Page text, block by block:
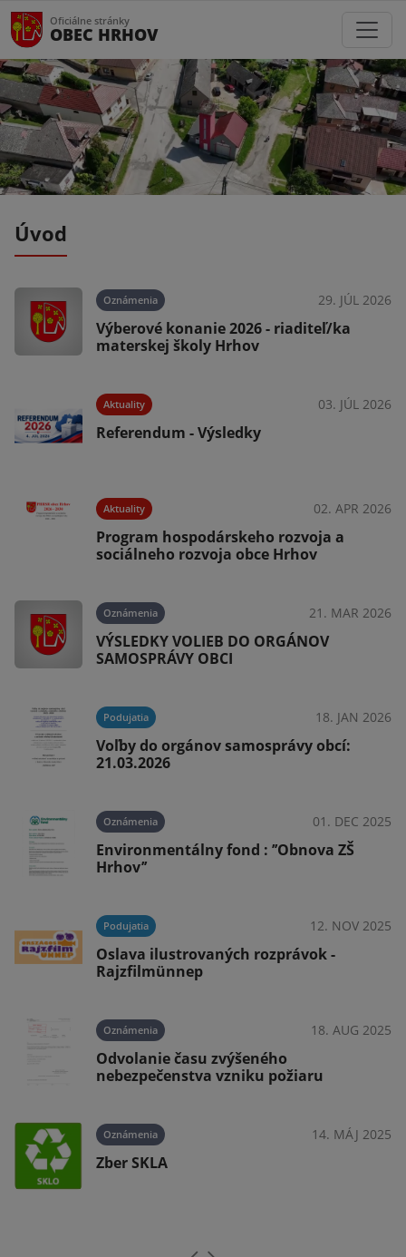
Oficiálne stránky
OBEC HRHOV
Úvod
Oznámenia 29. JÚL 2026
Výberové konanie 2026 - riaditeľ/ka
materskej školy Hrhov
Aktuality 03. JÚL 2026
Referendum - Výsledky
Aktuality 02. APR 2026
Program hospodárskeho rozvoja a
sociálneho rozvoja obce Hrhov
Oznámenia 21. MAR 2026
VÝSLEDKY VOLIEB DO ORGÁNOV
SAMOSPRÁVY OBCI
Podujatia 18. JAN 2026
Voľby do orgánov samosprávy obcí:
21.03.2026
Oznámenia 01. DEC 2025
Environmentálny fond : ’’Obnova ZŠ
Hrhov’’
Podujatia 12. NOV 2025
Oslava ilustrovaných rozprávok -
Rajzfilmünnep
Oznámenia 18. AUG 2025
Odvolanie času zvýšeného
nebezpečenstva vzniku požiaru
Oznámenia 14. MÁJ 2025
Zber SKLA